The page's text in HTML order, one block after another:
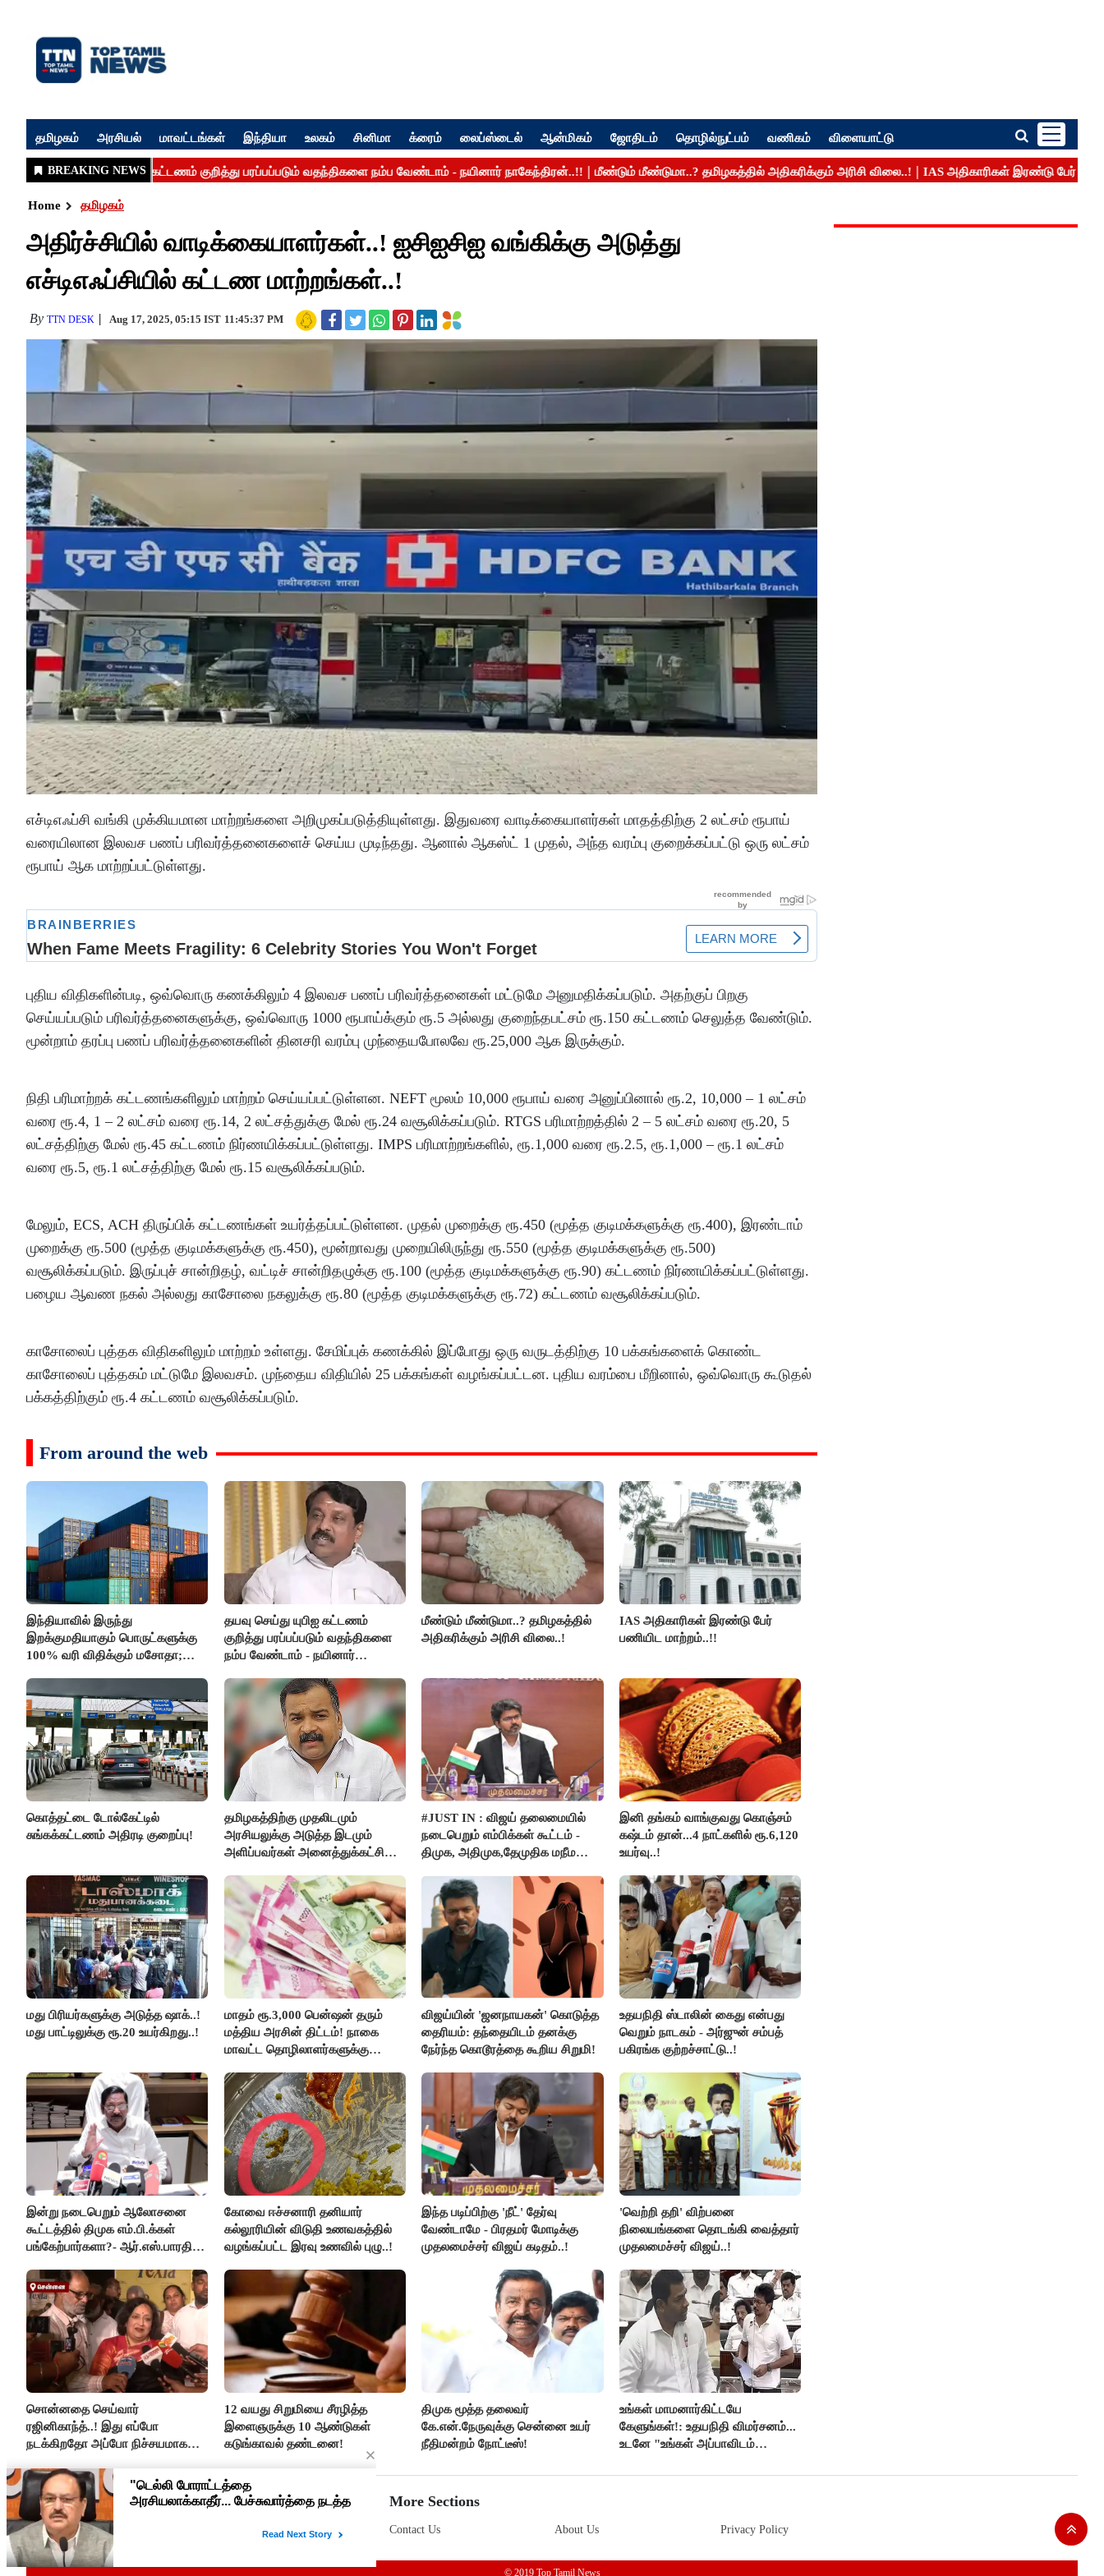
தமிழகம் அரசியல் மாவட்டங்கள் இந்தியா உலகம் சினிமா க்ரைம் லைப்ஸ்டைல் ஆன்மிகம் ஜோதிடம் தொழில்நுட்பம் வணிகம் விளையாட்டு
Home தமிழகம்
அதிர்ச்சியில் வாடிக்கையாளர்கள்..! ஐசிஐசிஐ வங்கிக்கு அடுத்து
எச்டிஎஃப்சியில் கட்டண மாற்றங்கள்..!
By TTN DESK Aug 17, 2025, 05:15 IST 11:45:37 PM
எச்டிஎஃப்சி வங்கி முக்கியமான மாற்றங்களை அறிமுகப்படுத்தியுள்ளது. இதுவரை வாடிக்கையாளர்கள் மாதத்திற்கு 2 லட்சம் ரூபாய்
வரையிலான இலவச பணப் பரிவர்த்தனைகளைச் செய்ய முடிந்தது. ஆனால் ஆகஸ்ட் 1 முதல், அந்த வரம்பு குறைக்கப்பட்டு ஒரு லட்சம்
ரூபாய் ஆக மாற்றப்பட்டுள்ளது.
புதிய விதிகளின்படி, ஒவ்வொரு கணக்கிலும் 4 இலவச பணப் பரிவர்த்தனைகள் மட்டுமே அனுமதிக்கப்படும். அதற்குப் பிறகு
செய்யப்படும் பரிவர்த்தனைகளுக்கு, ஒவ்வொரு 1000 ரூபாய்க்கும் ரூ.5 அல்லது குறைந்தபட்சம் ரூ.150 கட்டணம் செலுத்த வேண்டும்.
மூன்றாம் தரப்பு பணப் பரிவர்த்தனைகளின் தினசரி வரம்பு முந்தையபோலவே ரூ.25,000 ஆக இருக்கும்.
நிதி பரிமாற்றக் கட்டணங்களிலும் மாற்றம் செய்யப்பட்டுள்ளன. NEFT மூலம் 10,000 ரூபாய் வரை அனுப்பினால் ரூ.2, 10,000 – 1 லட்சம்
வரை ரூ.4, 1 – 2 லட்சம் வரை ரூ.14, 2 லட்சத்துக்கு மேல் ரூ.24 வசூலிக்கப்படும். RTGS பரிமாற்றத்தில் 2 – 5 லட்சம் வரை ரூ.20, 5
லட்சத்திற்கு மேல் ரூ.45 கட்டணம் நிர்ணயிக்கப்பட்டுள்ளது. IMPS பரிமாற்றங்களில், ரூ.1,000 வரை ரூ.2.5, ரூ.1,000 – ரூ.1 லட்சம்
வரை ரூ.5, ரூ.1 லட்சத்திற்கு மேல் ரூ.15 வசூலிக்கப்படும்.
மேலும், ECS, ACH திருப்பிக் கட்டணங்கள் உயர்த்தப்பட்டுள்ளன. முதல் முறைக்கு ரூ.450 (மூத்த குடிமக்களுக்கு ரூ.400), இரண்டாம்
முறைக்கு ரூ.500 (மூத்த குடிமக்களுக்கு ரூ.450), மூன்றாவது முறையிலிருந்து ரூ.550 (மூத்த குடிமக்களுக்கு ரூ.500)
வசூலிக்கப்படும். இருப்புச் சான்றிதழ், வட்டிச் சான்றிதழுக்கு ரூ.100 (மூத்த குடிமக்களுக்கு ரூ.90) கட்டணம் நிர்ணயிக்கப்பட்டுள்ளது.
பழைய ஆவண நகல் அல்லது காசோலை நகலுக்கு ரூ.80 (மூத்த குடிமக்களுக்கு ரூ.72) கட்டணம் வசூலிக்கப்படும்.
காசோலைப் புத்தக விதிகளிலும் மாற்றம் உள்ளது. சேமிப்புக் கணக்கில் இப்போது ஒரு வருடத்திற்கு 10 பக்கங்களைக் கொண்ட
காசோலைப் புத்தகம் மட்டுமே இலவசம். முந்தைய விதியில் 25 பக்கங்கள் வழங்கப்பட்டன. புதிய வரம்பை மீறினால், ஒவ்வொரு கூடுதல்
பக்கத்திற்கும் ரூ.4 கட்டணம் வசூலிக்கப்படும்.
From around the web
இந்தியாவில் இருந்து
இறக்குமதியாகும் பொருட்களுக்கு
100% வரி விதிக்கும் மசோதா;
தயவு செய்து யுபிஐ கட்டணம்
குறித்து பரப்பப்படும் வதந்திகளை
நம்ப வேண்டாம் - நயினார்
மீண்டும் மீண்டுமா..? தமிழகத்தில்
அதிகரிக்கும் அரிசி விலை..!
IAS அதிகாரிகள் இரண்டு பேர்
பணியிட மாற்றம்..!!
கொத்தட்டை டோல்கேட்டில்
சுங்கக்கட்டணம் அதிரடி குறைப்பு!
தமிழகத்திற்கு முதலிடமும்
அரசியலுக்கு அடுத்த இடமும்
அளிப்பவர்கள் அனைத்துக்கட்சி
- மாணிக்கம் தாகூர்..!!
#JUST IN : விஜய் தலைமையில்
நடைபெறும் எம்பிக்கள் கூட்டம் -
திமுக, அதிமுக,தேமுதிக மநீம
இனி தங்கம் வாங்குவது கொஞ்சம்
கஷ்டம் தான்...4 நாட்களில் ரூ.6,120
உயர்வு..!
மது பிரியர்களுக்கு அடுத்த ஷாக்..!
மது பாட்டிலுக்கு ரூ.20 உயர்கிறது..!
மாதம் ரூ.3,000 பென்ஷன் தரும்
மத்திய அரசின் திட்டம்! நாகை
மாவட்ட தொழிலாளர்களுக்கு
செய்தி!
விஜய்யின் 'ஜனநாயகன்' கொடுத்த
தைரியம்: தந்தையிடம் தனக்கு
நேர்ந்த கொடூரத்தை கூறிய சிறுமி!
உதயநிதி ஸ்டாலின் கைது என்பது
வெறும் நாடகம் - அர்ஜுன் சம்பத்
பகிரங்க குற்றச்சாட்டு..!
இன்று நடைபெறும் ஆலோசனை
கூட்டத்தில் திமுக எம்.பி.க்கள்
பங்கேற்பார்களா?- ஆர்.எஸ்.பாரதி
கோவை ஈச்சனாரி தனியார்
கல்லூரியின் விடுதி உணவகத்தில்
வழங்கப்பட்ட இரவு உணவில் புழு..!
இந்த படிப்பிற்கு 'நீட்' தேர்வு
வேண்டாமே - பிரதமர் மோடிக்கு
முதலமைச்சர் விஜய் கடிதம்..!
'வெற்றி தறி' விற்பனை
நிலையங்களை தொடங்கி வைத்தார்
முதலமைச்சர் விஜய்..!
சொன்னதை செய்வார்
ரஜினிகாந்த்..! இது எப்போ
நடக்கிறதோ அப்போ நிச்சயமாக
ரஜினிகாந்த்..!
12 வயது சிறுமியை சீரழித்த
இளைஞருக்கு 10 ஆண்டுகள்
கடுங்காவல் தண்டனை!
திமுக மூத்த தலைவர்
கே.என்.நேருவுக்கு சென்னை உயர்
நீதிமன்றம் நோட்டீஸ்!
உங்கள் மாமனார்கிட்டயே
கேளுங்கள்!: உதயநிதி விமர்சனம்...
உடனே "உங்கள் அப்பாவிடம்
பதிலடி!
More Sections
Contact Us About Us Privacy Policy
© 2019 Top Tamil News